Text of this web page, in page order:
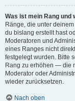
Was ist mein Rang und
Ränge, die unter
du bislang erstellt hast
Moderatoren und
eines Ranges nicht
festgelegt wurden. Bitte
Rang zu erhöhen — die
Moderator oder
wieder zurücksetzen.
Nach oben